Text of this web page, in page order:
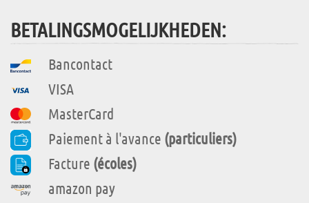
BETALINGSMOGELIJKHEDEN:
Bancontact
VISA
MasterCard
Paiement à l'avance (particuliers)
Facture (écoles)
amazon pay